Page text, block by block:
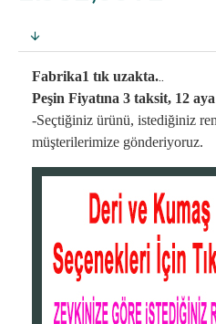
Fabrika1 tık uzakta...
Peşin Fiyatına 3 taksit, 12
-Seçtiğiniz ürünü, istediğiniz
müşterilerimize gönderiyoruz.